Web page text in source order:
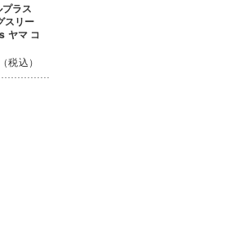
ラス
スリー
ヤマ コ
税込）